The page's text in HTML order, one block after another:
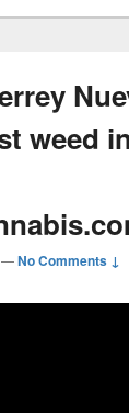
weed
—No Comments ↓